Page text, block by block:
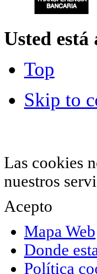
Usted está
Top
Skip to
Las cookies
nuestros
Acepto
Mapa Web
Donde
Política